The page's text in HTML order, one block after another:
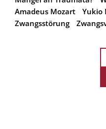
Amadeus Mozart
Yukio
Zwangsstörung